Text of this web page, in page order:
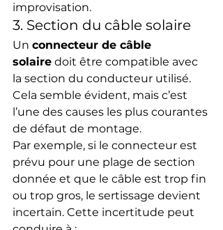
improvisation.
3. Section du câble solaire
Un connecteur de câble
solaire doit être compatible avec
la section du conducteur utilisé.
Cela semble évident, mais c’est
l’une des causes les plus courantes
de défaut de montage.
Par exemple, si le connecteur est
prévu pour une plage de section
donnée et que le câble est trop fin
ou trop gros, le sertissage devient
incertain. Cette incertitude peut